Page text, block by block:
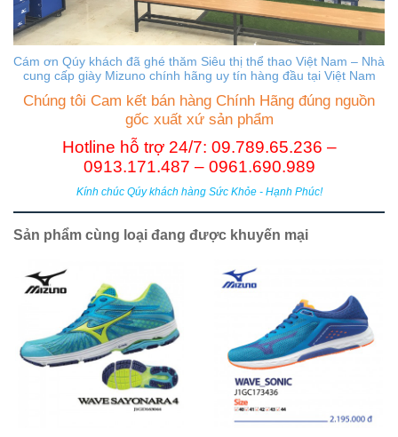
Cám ơn Qúy khách đã ghé thăm Siêu thị thể thao Việt Nam – Nhà
cung cấp giày Mizuno chính hãng uy tín hàng đầu tại Việt Nam
Chúng tôi Cam kết bán hàng Chính Hãng đúng nguồn
gốc xuất xứ sản phẩm
Hotline hỗ trợ 24/7: 09.789.65.236 –
0913.171.487 – 0961.690.989
Kính chúc Qúy khách hàng Sức Khỏe - Hạnh Phúc!
Sản phẩm cùng loại đang được khuyến mại